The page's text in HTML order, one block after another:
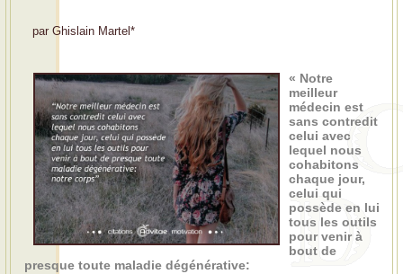
par Ghislain Martel *
« Notre
meilleur
médecin est
sans contredit
celui avec
lequel nous
cohabitons
chaque jour,
celui qui
possède en lui
tous les outils
pour venir à
bout de
presque toute maladie dégénérative: